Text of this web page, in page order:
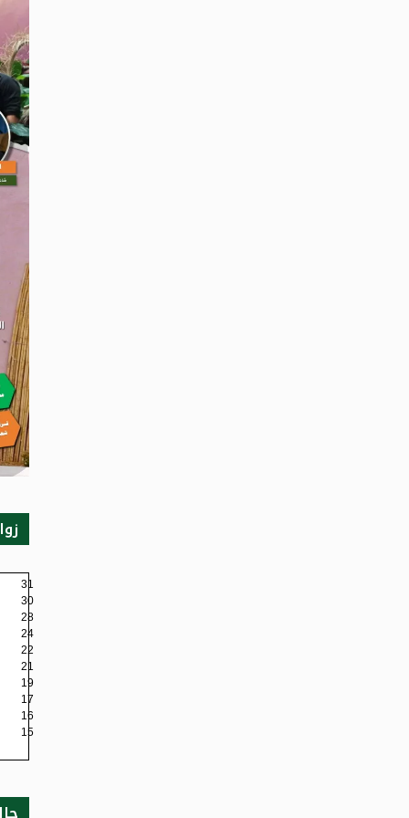
31
30
28
24
22
21
19
17
16
15